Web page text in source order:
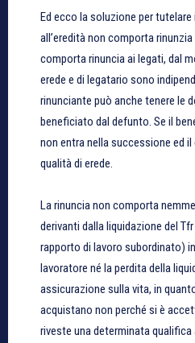
Ed ecco la soluzione per tutelare
all’eredità non comporta
comporta rinuncia ai legati, dal
erede e di legatario sono
rinunciante può anche tenere le
beneficiato dal defunto. Se il
non entra nella successione ed
qualità di erede.
La rinuncia non comporta
derivanti dalla liquidazione del
rapporto di lavoro subordinato)
lavoratore né la perdita della
assicurazione sulla vita, in
acquistano non perché si è
riveste una determinata